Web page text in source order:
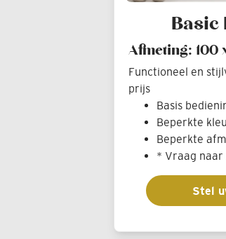
Basic
Afmeting: 100
Functioneel en
prijs
Basis
Beperkte
Beperkte
* Vraag naar
Stel